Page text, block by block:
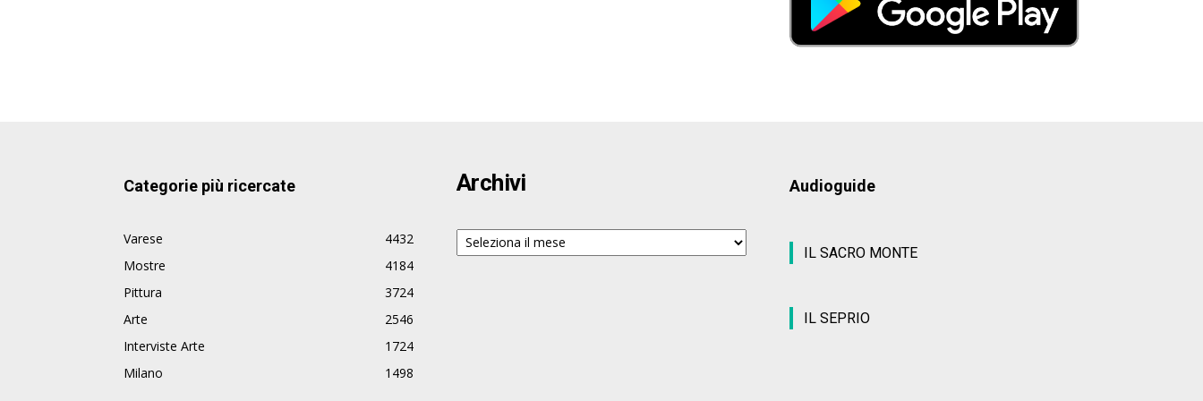
Categorie più ricercate
Varese
4432
Mostre
4184
Pittura
3724
Arte
2546
Interviste Arte
1724
Milano
1498
Archivi
Archivi
Audioguide
IL SACRO MONTE
IL SEPRIO